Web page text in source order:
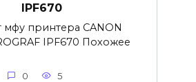
IPF670
мфу принтера CANON
IPF670 Похожее
0 5